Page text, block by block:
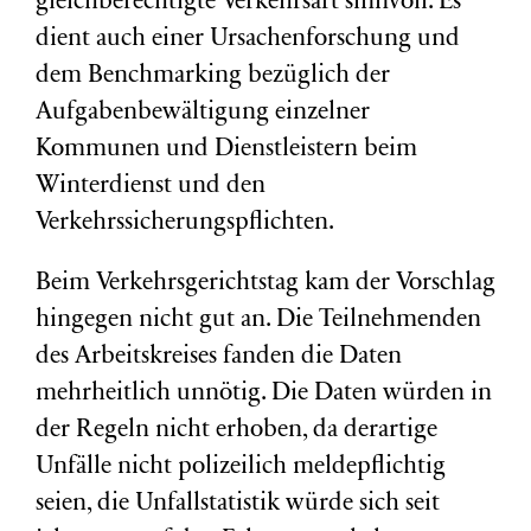
dient auch einer Ursachenforschung und
dem Benchmarking bezüglich der
Aufgabenbewältigung einzelner
Kommunen und Dienstleistern beim
Winterdienst und den
Verkehrssicherungspflichten.
Beim Verkehrsgerichtstag kam der Vorschlag
hingegen nicht gut an. Die Teilnehmenden
des Arbeitskreises fanden die Daten
mehrheitlich unnötig. Die Daten würden in
der Regeln nicht erhoben, da derartige
Unfälle nicht polizeilich meldepflichtig
seien, die Unfallstatistik würde sich seit